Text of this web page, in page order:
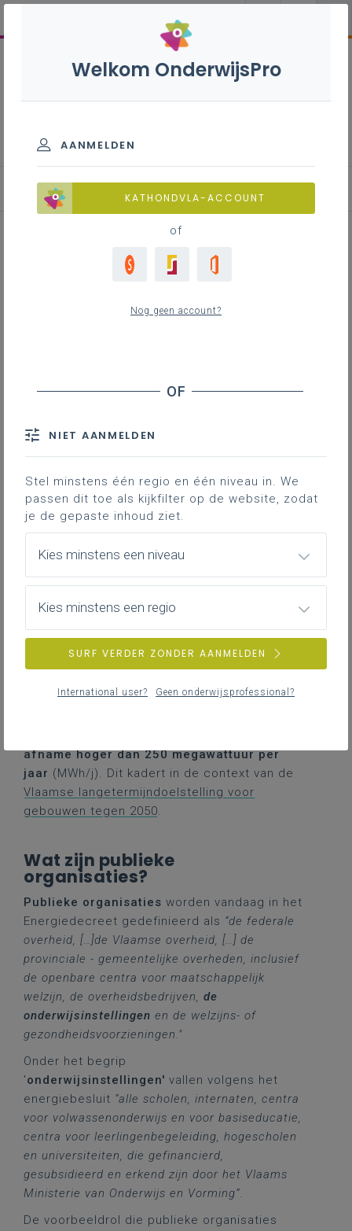
Zonnepanelenverplichting voor gebouwen met hoge
Alternatieven voor zonnepalen
2025
Meer informatie
Contact
Vanaf 1 april 2026 zijn zonnepanelen
verplicht voor onderwijsinstellingen
een verplichtinginvoor zonnepanelen op
gebouwen(PV-installaties) voor gebruikers
gigawattuur per jaar (GWh/j). Voorpublieke
afname hoger dan 250 megawattuur per
jaar (MWh/j). Dit kadert in de context van de
Vlaamse langetermijndoelstelling voor
gebouwen tegen 2050.
Wat zijn publieke
organisaties?
Publieke organisaties worden vandaag in het
Energiedecreet gedefinieerd als “de federale
overheid, […]de Vlaamse overheid, […] de
provinciale - gemeentelijke overheden, inclusief
de openbare centra voor maatschappelijk
welzijn, de overheidsbedrijven, de
onderwijsinstellingen en de welzijns- of
gezondheidsvoorzieningen."
Onder het begrip
'onderwijsinstellingen' vallen volgens het
energiebesluit “alle scholen, internaten, centra
voor volwassenonderwijs en voor basiseducatie,
centra voor leerlingenbegeleiding, hogescholen
en universiteiten, die gefinancierd,
gesubsidieerd en erkend zijn door het Vlaams
Ministerie van Onderwijs en Vorming”.
De voorbeeldrol die publieke organisaties
Welkom OnderwijsPro
AANMELDEN
KATHONDVLA-ACCOUNT
of
Nog geen account?
NIET AANMELDEN
Stel minstens één regio en één niveau in. We
passen dit toe als kijkfilter op de website, zodat
je de gepaste inhoud ziet.
Kies minstens een niveau
Kies minstens een regio
SURF VERDER ZONDER AANMELDEN
International user? Geen onderwijsprofessional?